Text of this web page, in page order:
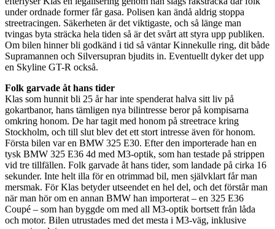
under ordnade former får gasa. Polisen kan ändå aldrig stoppa
streetracingen. Säkerheten är det viktigaste, och så länge man
tvingas byta sträcka hela tiden så är det svårt att styra upp publiken.
Om bilen hinner bli godkänd i tid så väntar Kinnekulle ring, dit både
Supramannen och Silversupran bjudits in. Eventuellt dyker det upp
en Skyline GT-R också.
Folk garvade åt hans tider
Klas som hunnit bli 25 år har inte spenderat halva sitt liv på
gokartbanor, hans tämligen nya bilintresse beror på kompisarna
omkring honom. De har tagit med honom på streetrace kring
Stockholm, och till slut blev det ett stort intresse även för honom.
Första bilen var en BMW 325 E30. Efter den importerade han en
tysk BMW 325 E36 4d med M3-optik, som han testade på strippen
vid tre tillfällen. Folk garvade åt hans tider, som landade på cirka 16
sekunder. Inte helt illa för en otrimmad bil, men självklart får man
mersmak. För Klas betyder utseendet en hel del, och det förstår man
när man hör om en annan BMW han importerat – en 325 E36
Coupé – som han byggde om med all M3-optik bortsett från låda
och motor. Bilen utrustades med det mesta i M3-väg, inklusive